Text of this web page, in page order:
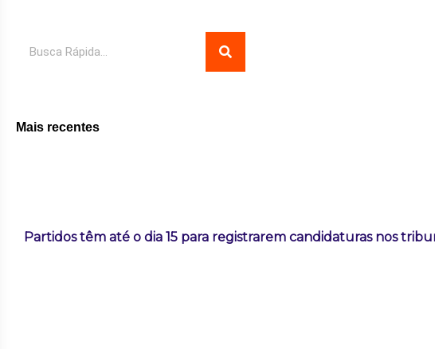
Mais recentes
Partidos têm até o dia 15 para registrarem candidaturas nos